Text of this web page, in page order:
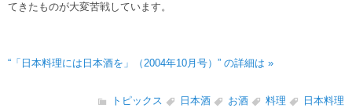
てきたものが大変苦戦しています。
“「日本料理には日本酒を」（2004年10月号）” の詳細は »
トピックス 日本酒 お酒 料理 日本料理